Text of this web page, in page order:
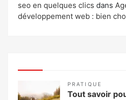
seo en quelques clics dans
développement web : bien
PRATIQUE
Tout savoir